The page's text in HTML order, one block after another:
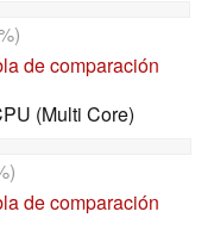
de comparación
(Multi Core)
de comparación